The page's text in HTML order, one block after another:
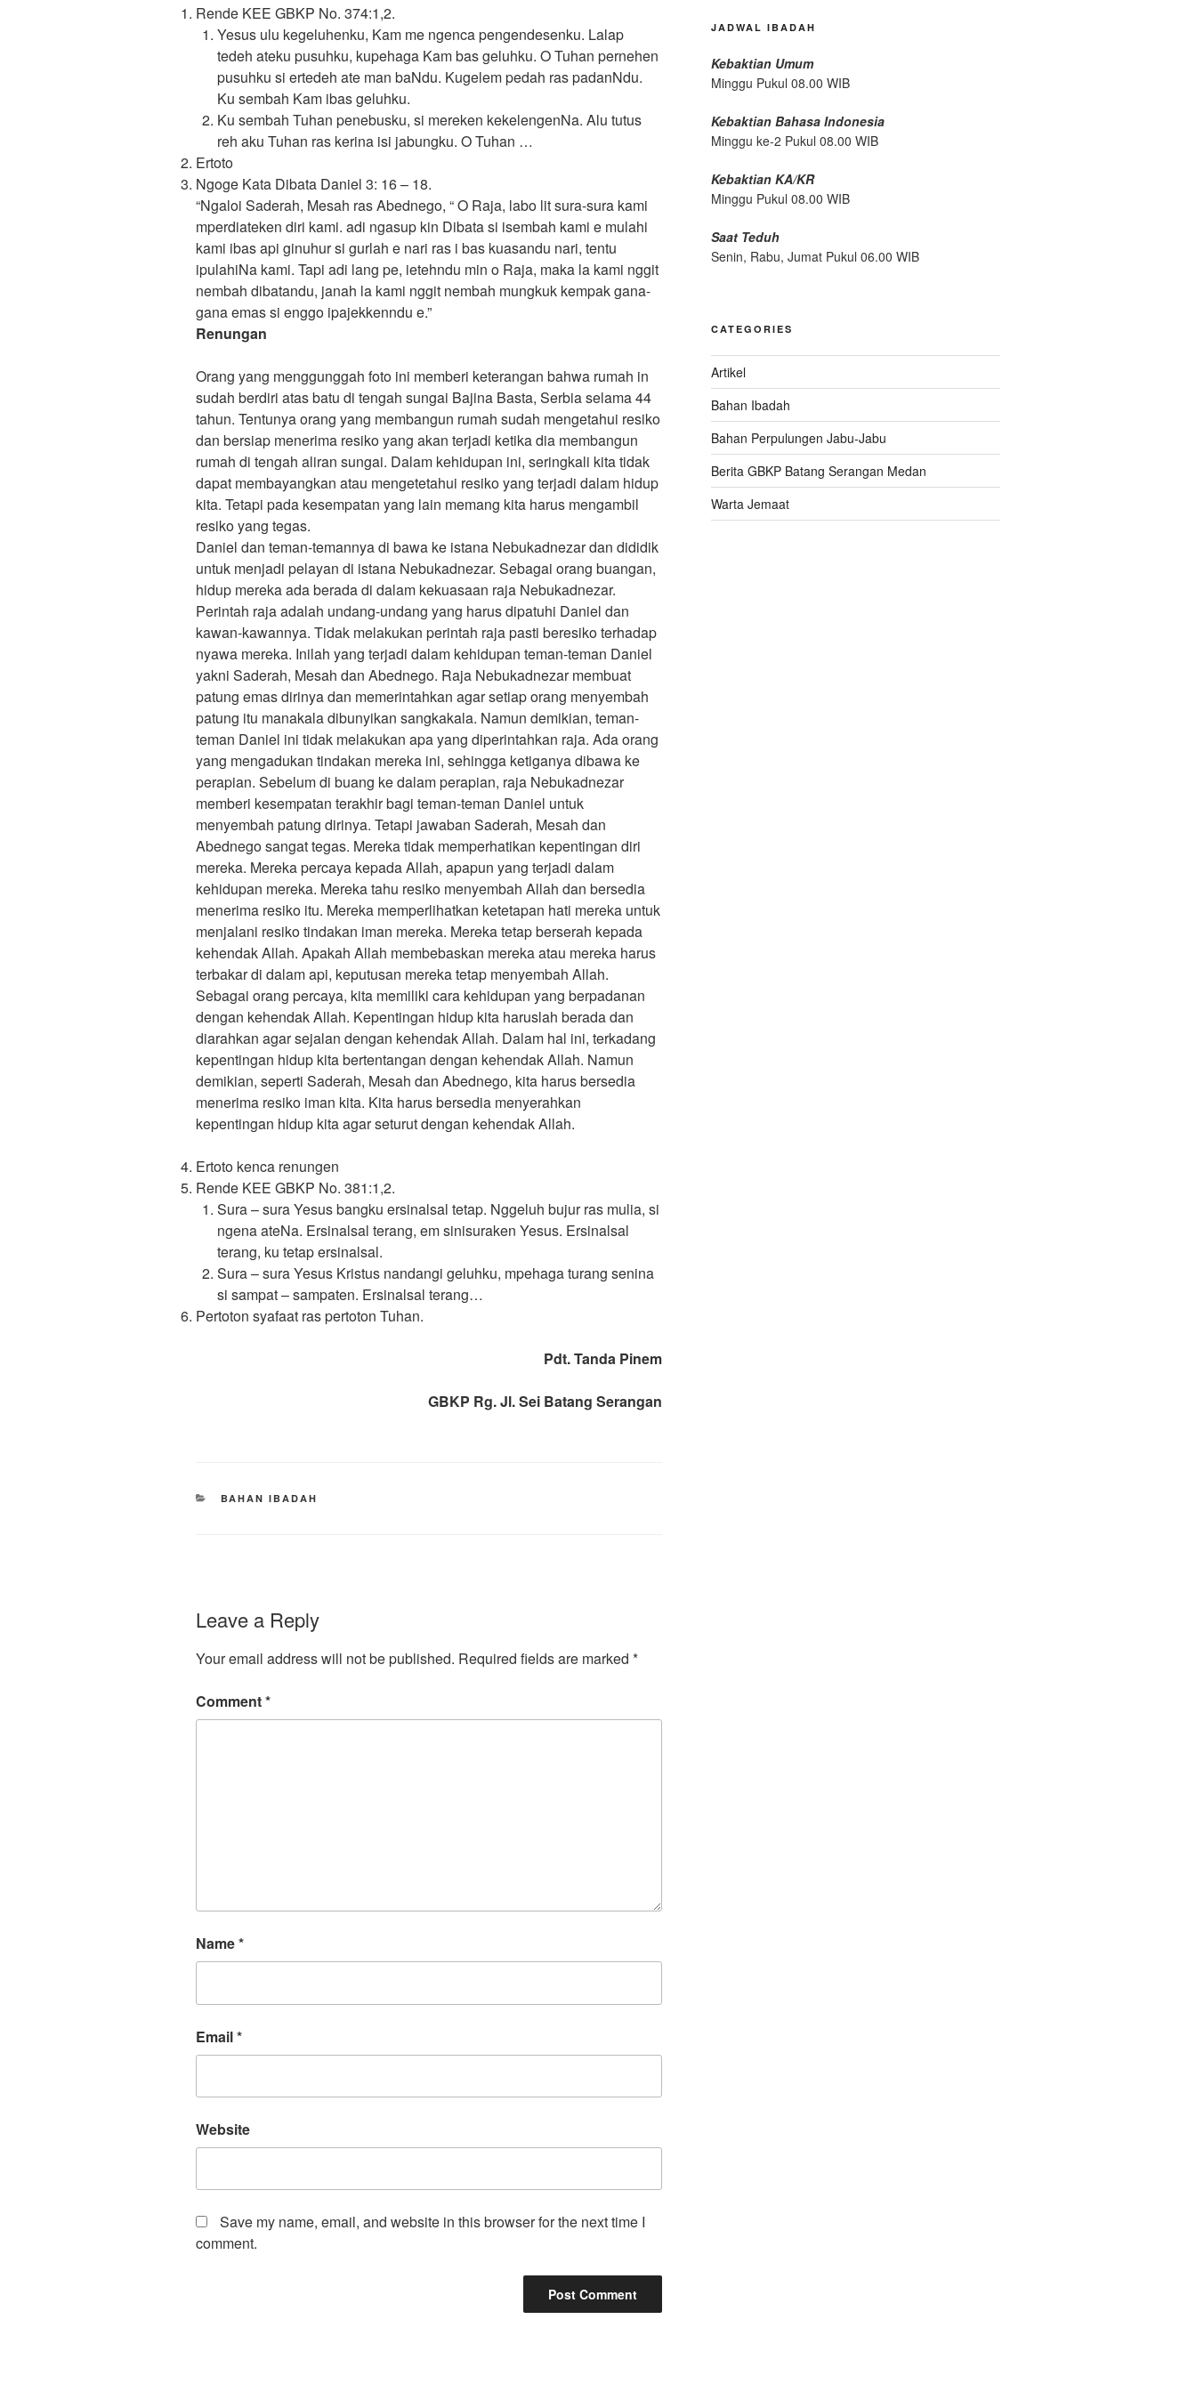
Rende KEE GBKP No. 374:1,2.
Yesus ulu kegeluhenku, Kam me ngenca pengendesenku. Lalap
tedeh ateku pusuhku, kupehaga Kam bas geluhku. O Tuhan pernehen
pusuhku si ertedeh ate man baNdu. Kugelem pedah ras padanNdu.
Ku sembah Kam ibas geluhku.
Ku sembah Tuhan penebusku, si mereken kekelengenNa. Alu tutus
reh aku Tuhan ras kerina isi jabungku. O Tuhan …
Ertoto
Ngoge Kata Dibata Daniel 3: 16 – 18.
“Ngaloi Saderah, Mesah ras Abednego, “ O Raja, labo lit sura-sura kami
mperdiateken diri kami. adi ngasup kin Dibata si isembah kami e mulahi
kami ibas api ginuhur si gurlah e nari ras i bas kuasandu nari, tentu
ipulahiNa kami. Tapi adi lang pe, ietehndu min o Raja, maka la kami nggit
nembah dibatandu, janah la kami nggit nembah mungkuk kempak gana-
gana emas si enggo ipajekkenndu e.”
Renungan
Orang yang menggunggah foto ini memberi keterangan bahwa rumah in
sudah berdiri atas batu di tengah sungai Bajina Basta, Serbia selama 44
tahun. Tentunya orang yang membangun rumah sudah mengetahui resiko
dan bersiap menerima resiko yang akan terjadi ketika dia membangun
rumah di tengah aliran sungai. Dalam kehidupan ini, seringkali kita tidak
dapat membayangkan atau mengetetahui resiko yang terjadi dalam hidup
kita. Tetapi pada kesempatan yang lain memang kita harus mengambil
resiko yang tegas.
Daniel dan teman-temannya di bawa ke istana Nebukadnezar dan dididik
untuk menjadi pelayan di istana Nebukadnezar. Sebagai orang buangan,
hidup mereka ada berada di dalam kekuasaan raja Nebukadnezar.
Perintah raja adalah undang-undang yang harus dipatuhi Daniel dan
kawan-kawannya. Tidak melakukan perintah raja pasti beresiko terhadap
nyawa mereka. Inilah yang terjadi dalam kehidupan teman-teman Daniel
yakni Saderah, Mesah dan Abednego. Raja Nebukadnezar membuat
patung emas dirinya dan memerintahkan agar setiap orang menyembah
patung itu manakala dibunyikan sangkakala. Namun demikian, teman-
teman Daniel ini tidak melakukan apa yang diperintahkan raja. Ada orang
yang mengadukan tindakan mereka ini, sehingga ketiganya dibawa ke
perapian. Sebelum di buang ke dalam perapian, raja Nebukadnezar
memberi kesempatan terakhir bagi teman-teman Daniel untuk
menyembah patung dirinya. Tetapi jawaban Saderah, Mesah dan
Abednego sangat tegas. Mereka tidak memperhatikan kepentingan diri
mereka. Mereka percaya kepada Allah, apapun yang terjadi dalam
kehidupan mereka. Mereka tahu resiko menyembah Allah dan bersedia
menerima resiko itu. Mereka memperlihatkan ketetapan hati mereka untuk
menjalani resiko tindakan iman mereka. Mereka tetap berserah kepada
kehendak Allah. Apakah Allah membebaskan mereka atau mereka harus
terbakar di dalam api, keputusan mereka tetap menyembah Allah.
Sebagai orang percaya, kita memiliki cara kehidupan yang berpadanan
dengan kehendak Allah. Kepentingan hidup kita haruslah berada dan
diarahkan agar sejalan dengan kehendak Allah. Dalam hal ini, terkadang
kepentingan hidup kita bertentangan dengan kehendak Allah. Namun
demikian, seperti Saderah, Mesah dan Abednego, kita harus bersedia
menerima resiko iman kita. Kita harus bersedia menyerahkan
kepentingan hidup kita agar seturut dengan kehendak Allah.
Ertoto kenca renungen
Rende KEE GBKP No. 381:1,2.
Sura – sura Yesus bangku ersinalsal tetap. Nggeluh bujur ras mulia, si
ngena ateNa. Ersinalsal terang, em sinisuraken Yesus. Ersinalsal
terang, ku tetap ersinalsal.
Sura – sura Yesus Kristus nandangi geluhku, mpehaga turang senina
si sampat – sampaten. Ersinalsal terang…
Pertoton syafaat ras pertoton Tuhan.
Pdt. Tanda Pinem
GBKP Rg. Jl. Sei Batang Serangan
CATEGORIES
BAHAN IBADAH
Leave a Reply
Your email address will not be published. Required fields are marked *
Comment*
Name*
Email*
Website
Save my name, email, and website in this browser for the next time I
comment.
JADWAL IBADAH
Kebaktian Umum
Minggu Pukul 08.00 WIB
Kebaktian Bahasa Indonesia
Minggu ke-2 Pukul 08.00 WIB
Kebaktian KA/KR
Minggu Pukul 08.00 WIB
Saat Teduh
Senin, Rabu, Jumat Pukul 06.00 WIB
CATEGORIES
Artikel
Bahan Ibadah
Bahan Perpulungen Jabu-Jabu
Berita GBKP Batang Serangan Medan
Warta Jemaat